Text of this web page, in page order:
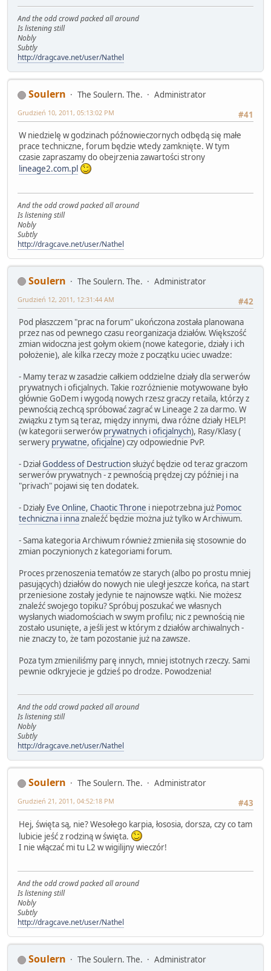
And the odd crowd packed all around
Is listening still
Nobly
Subtly
http://dragcave.net/user/Nathel
Soulern The Soulern. The.
Administrator
#41
Grudzień 10, 2011, 05:13:02 PM
W niedzielę w godzinach późnowieczornych odbędą się małe
prace techniczne, forum będzie wtedy zamknięte. W tym
czasie zapraszamy do obejrzenia zawartości strony
lineage2.com.pl
And the odd crowd packed all around
Is listening still
Nobly
Subtly
http://dragcave.net/user/Nathel
Soulern The Soulern. The.
Administrator
#42
Grudzień 12, 2011, 12:31:44 AM
Pod płaszczem "prac na forum" ukończona została planowana
przez nas od pewnego czasu reorganizacja działów. Większość
zmian widoczna jest gołym okiem (nowe kategorie, działy i ich
położenie), ale kilka rzeczy może z początku uciec uwadze:
- Mamy teraz w zasadzie całkiem oddzielne działy dla serwerów
prywatnych i oficjalnych. Takie rozróżnienie motywowane było
głównie GoDem i wygodą nowych rzesz graczy retaila, którzy z
pewnością zechcą spróbować zagrać w Lineage 2 za darmo. W
związku z tym są teraz, między innymi, dwa różne działy HELP!
(w kategorii serwerówprywatnych ioficjalnych), Rasy/Klasy (
serwery prywatne, oficjalne) czy odpowiednie PvP.
- DziałGoddess of Destructionsłużyć będzie od teraz graczom
serwerów prywatnych - z pewnością prędzej czy później i na
"privach" pojawi się ten dodatek.
- Działy Eve Online, Chaotic Throne i niepotrzebna już Pomoc
techniczna i innaznaleźć będzie można już tylko w Archiwum.
- Sama kategoria Archiwum również zmieniła się stosownie do
zmian poczynionych z kategoriami forum.
Proces przenoszenia tematów ze starych (albo po prostu mniej
pasujących) działów do nowych nie uległ jeszcze końca, na start
przeniesione zostały jedynie te najnowsze wątki. Nie możesz
znaleźć swojego topiku? Spróbuj poszukać we własnych
wysłanych wiadomościach w swym profilu; nic z pewnością nie
zostało usunięte, a jeśli jest w którym z działów archiwalnych -
nie znaczy to, że tam pozostanie już na zawsze.
Poza tym zmieniliśmy parę innych, mniej istotnych rzeczy. Sami
pewnie odkryjecie je gdzieś po drodze. Powodzenia!
And the odd crowd packed all around
Is listening still
Nobly
Subtly
http://dragcave.net/user/Nathel
Soulern The Soulern. The.
Administrator
#43
Grudzień 21, 2011, 04:52:18 PM
Hej, święta są, nie? Wesołego karpia, łososia, dorsza, czy co tam
lubicie jeść z rodziną w święta.
I nie włączać mi tu L2 w wigilijny wieczór!
And the odd crowd packed all around
Is listening still
Nobly
Subtly
http://dragcave.net/user/Nathel
Soulern The Soulern. The.
Administrator